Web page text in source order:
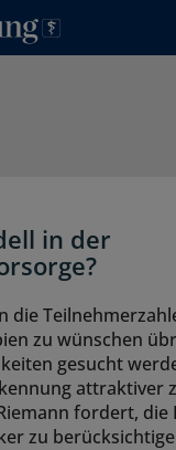
in der
die
zu wünschen
gesucht
attraktiver
fordert, die
zu